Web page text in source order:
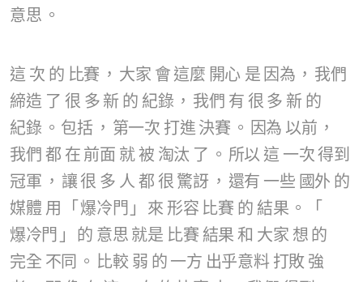
意思 。
這 次 的 比賽 ， 大家 會 這麼 開心 是 因為 ， 我們
締造 了 很 多 新 的 紀錄 ， 我們 有 很 多 新 的
紀錄 。 包括 ， 第一次 打進 決賽 。 因為 以前 ，
我們 都 在 前面 就被 淘汰 了 。 所以 這 一次得到
冠軍 ， 讓很 多 人 都 很 驚訝 ， 還有 一些 國外 的
媒體 用 「 爆冷門 」 來 形容 比賽 的 結果 。「
爆冷門 」 的 意思 就是 比賽 結果 和 大家 想 的
完全 不同 。 比較 弱 的 一方 出乎意料 打敗 強